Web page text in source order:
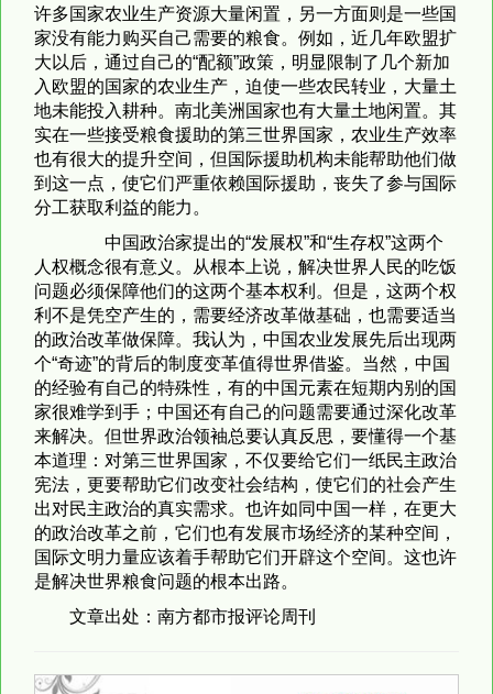
许多国家农业生产资源大量闲置，另一方面则是一些国
家没有能力购买自己需要的粮食。例如，近几年欧盟扩
大以后，通过自己的“配额”政策，明显限制了几个新加
入欧盟的国家的农业生产，迫使一些农民转业，大量土
地未能投入耕种。南北美洲国家也有大量土地闲置。其
实在一些接受粮食援助的第三世界国家，农业生产效率
也有很大的提升空间，但国际援助机构未能帮助他们做
到这一点，使它们严重依赖国际援助，丧失了参与国际
分工获取利益的能力。
中国政治家提出的“发展权”和“生存权”这两个
人权概念很有意义。从根本上说，解决世界人民的吃饭
问题必须保障他们的这两个基本权利。但是，这两个权
利不是凭空产生的，需要经济改革做基础，也需要适当
的政治改革做保障。我认为，中国农业发展先后出现两
个“奇迹”的背后的制度变革值得世界借鉴。当然，中国
的经验有自己的特殊性，有的中国元素在短期内别的国
家很难学到手；中国还有自己的问题需要通过深化改革
来解决。但世界政治领袖总要认真反思，要懂得一个基
本道理：对第三世界国家，不仅要给它们一纸民主政治
宪法，更要帮助它们改变社会结构，使它们的社会产生
出对民主政治的真实需求。也许如同中国一样，在更大
的政治改革之前，它们也有发展市场经济的某种空间，
国际文明力量应该着手帮助它们开辟这个空间。这也许
是解决世界粮食问题的根本出路。
文章出处：南方都市报评论周刊